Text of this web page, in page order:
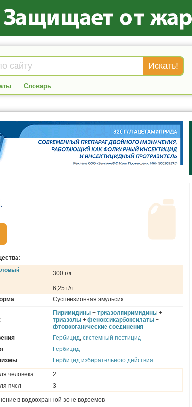
Словарь
300 г/л
6,25 г/л
Суспензионная эмульсия
Пиримидины + триазолпиримидины +
триазолы + феноксикарбоксилаты +
фторорганические соединения
Гербицид, системный пестицид
Гербицид
Гербицид избирательного действия
человека
2
пчел
3
в водоохранной зоне водоемов